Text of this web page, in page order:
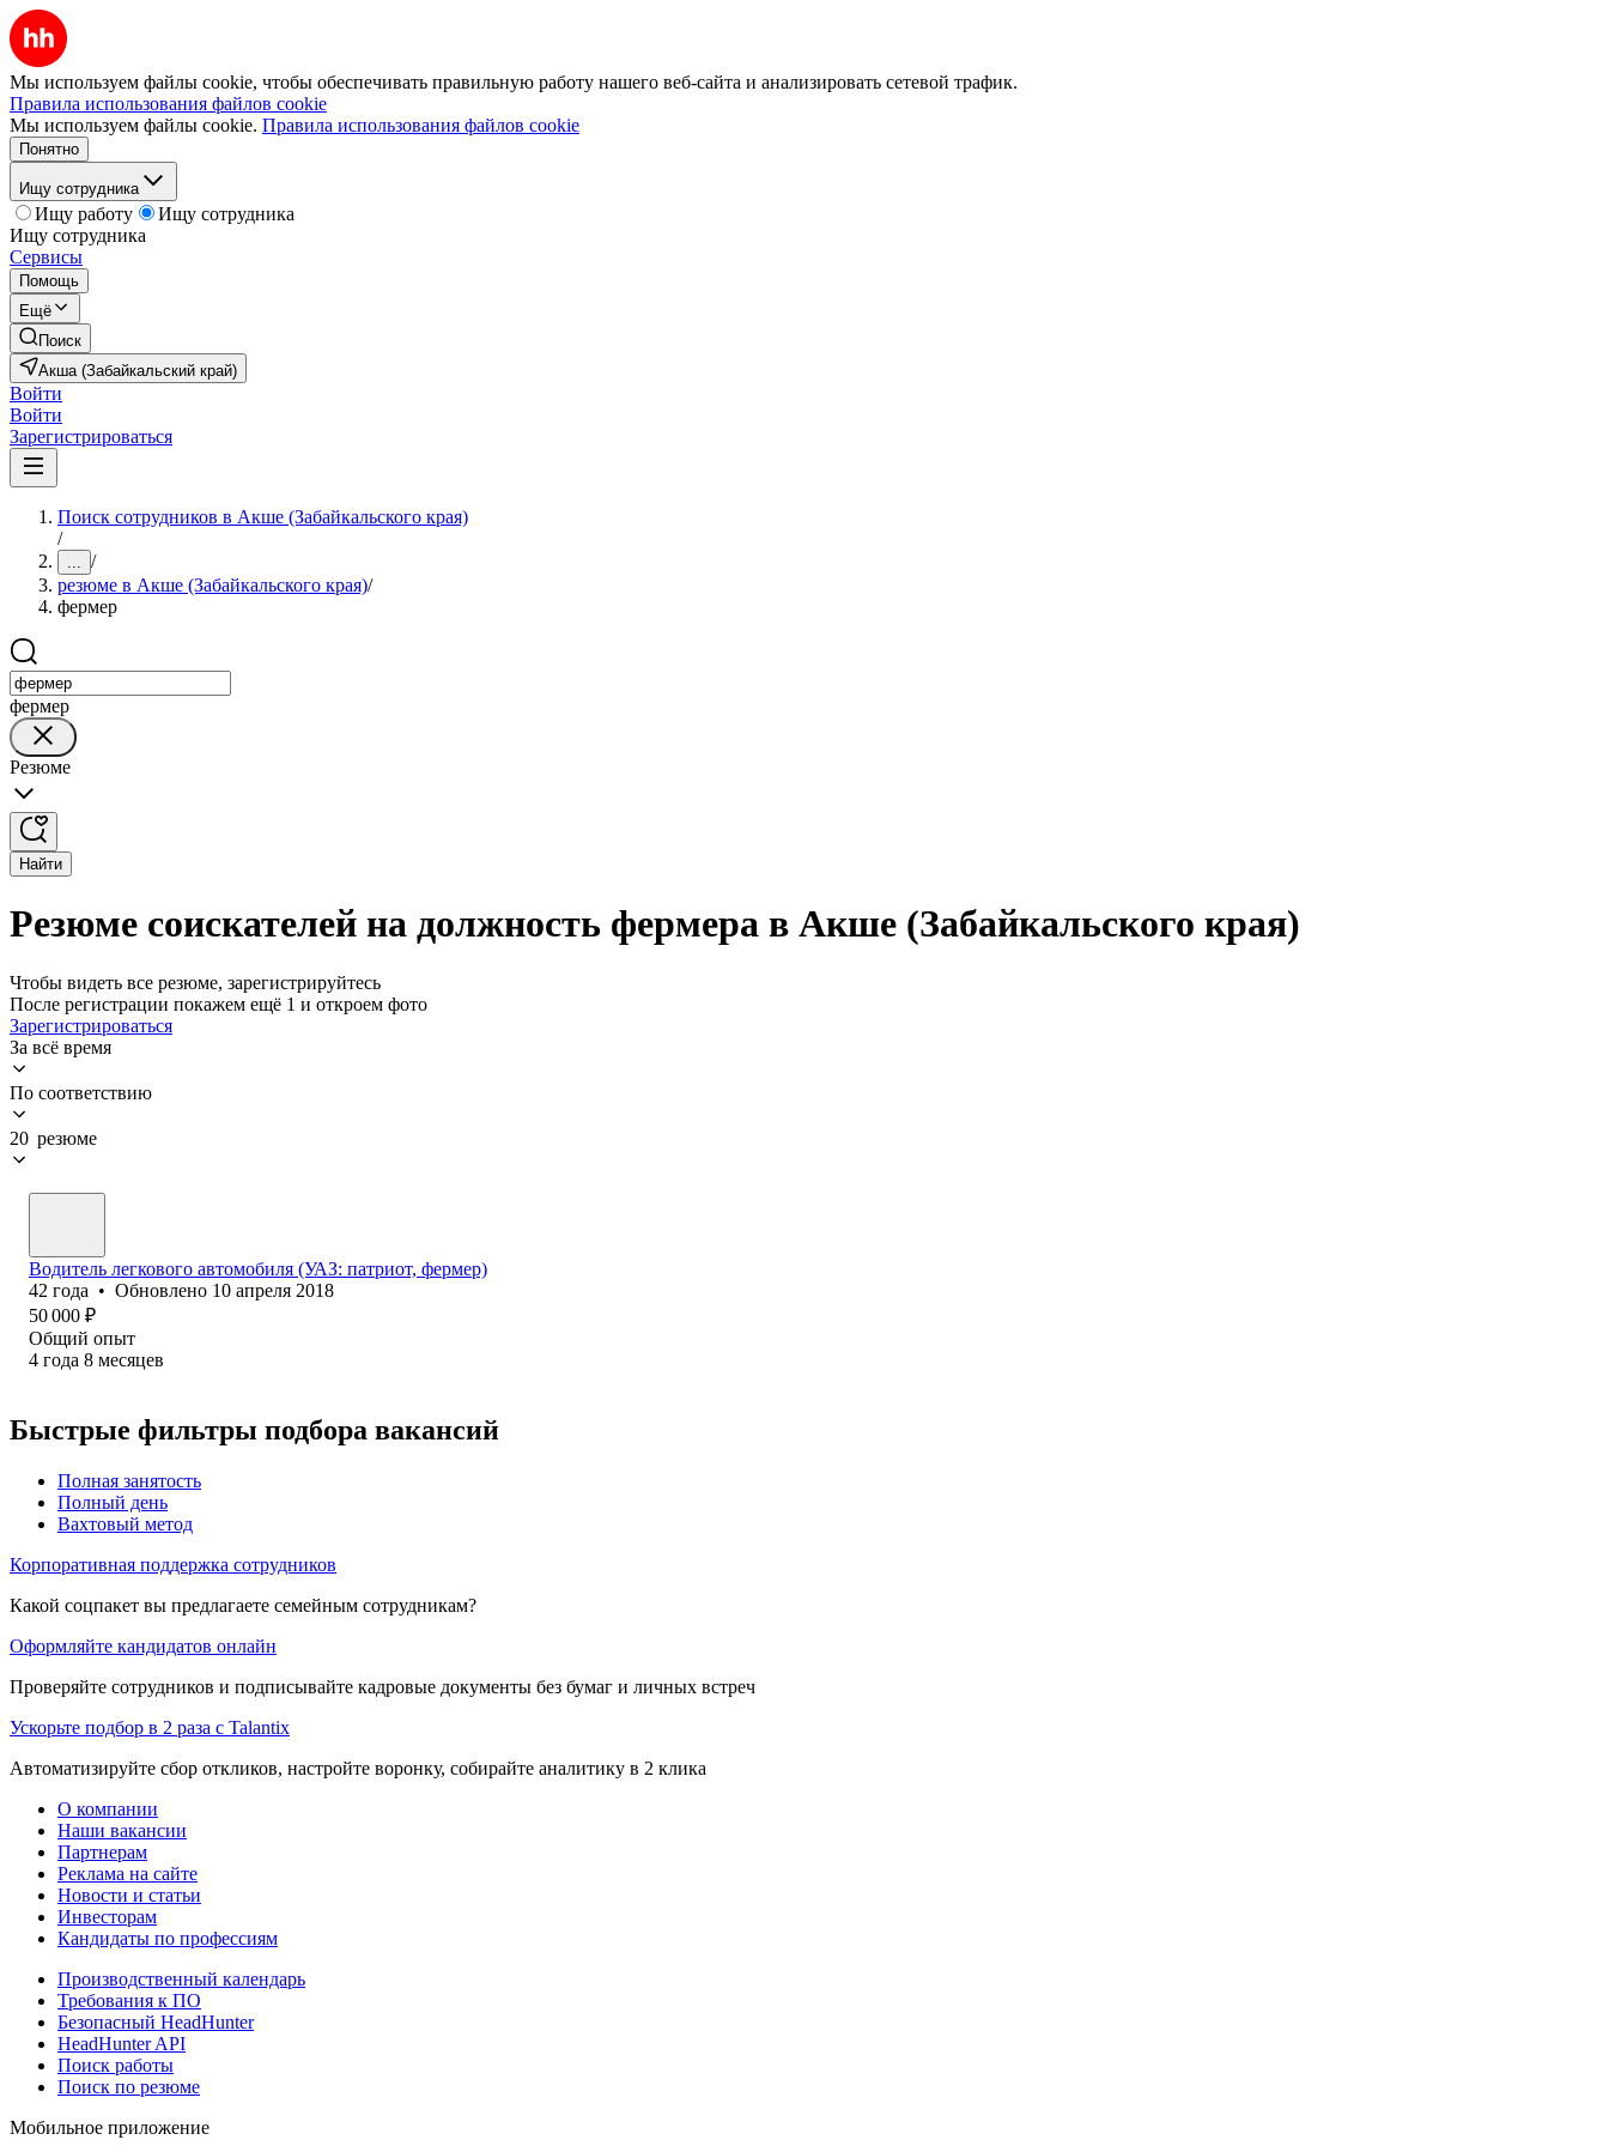
Мы используем файлы cookie, чтобы обеспечивать правильную работу нашего веб-сайта и анализировать сетевой трафик.
Правила использования файлов cookie
Мы используем файлы cookie. Правила использования файлов cookie
Понятно
Ищу сотрудника
Ищу работу
Ищу сотрудника
Ищу сотрудника
Сервисы
Помощь
Ещё
Поиск
Акша (Забайкальский край)
Войти
Войти
Зарегистрироваться
Поиск сотрудников в Акше (Забайкальского края)
/
... /
резюме в Акше (Забайкальского края)/
фермер
фермер
Резюме
Найти
Резюме соискателей на должность фермера в Акше (Забайкальского края)
Чтобы видеть все резюме, зарегистрируйтесь
После регистрации покажем ещё 1 и откроем фото
Зарегистрироваться
За всё время
По соответствию
20 резюме
Водитель легкового автомобиля (УАЗ: патриот, фермер)
42 года • Обновлено 10 апреля 2018
50 000 ₽
Общий опыт
4 года 8 месяцев
Быстрые фильтры подбора вакансий
Полная занятость
Полный день
Вахтовый метод
Корпоративная поддержка сотрудников
Какой соцпакет вы предлагаете семейным сотрудникам?
Оформляйте кандидатов онлайн
Проверяйте сотрудников и подписывайте кадровые документы без бумаг и личных встреч
Ускорьте подбор в 2 раза с Talantix
Автоматизируйте сбор откликов, настройте воронку, собирайте аналитику в 2 клика
О компании
Наши вакансии
Партнерам
Реклама на сайте
Новости и статьи
Инвесторам
Кандидаты по профессиям
Производственный календарь
Требования к ПО
Безопасный HeadHunter
HeadHunter API
Поиск работы
Поиск по резюме
Мобильное приложение